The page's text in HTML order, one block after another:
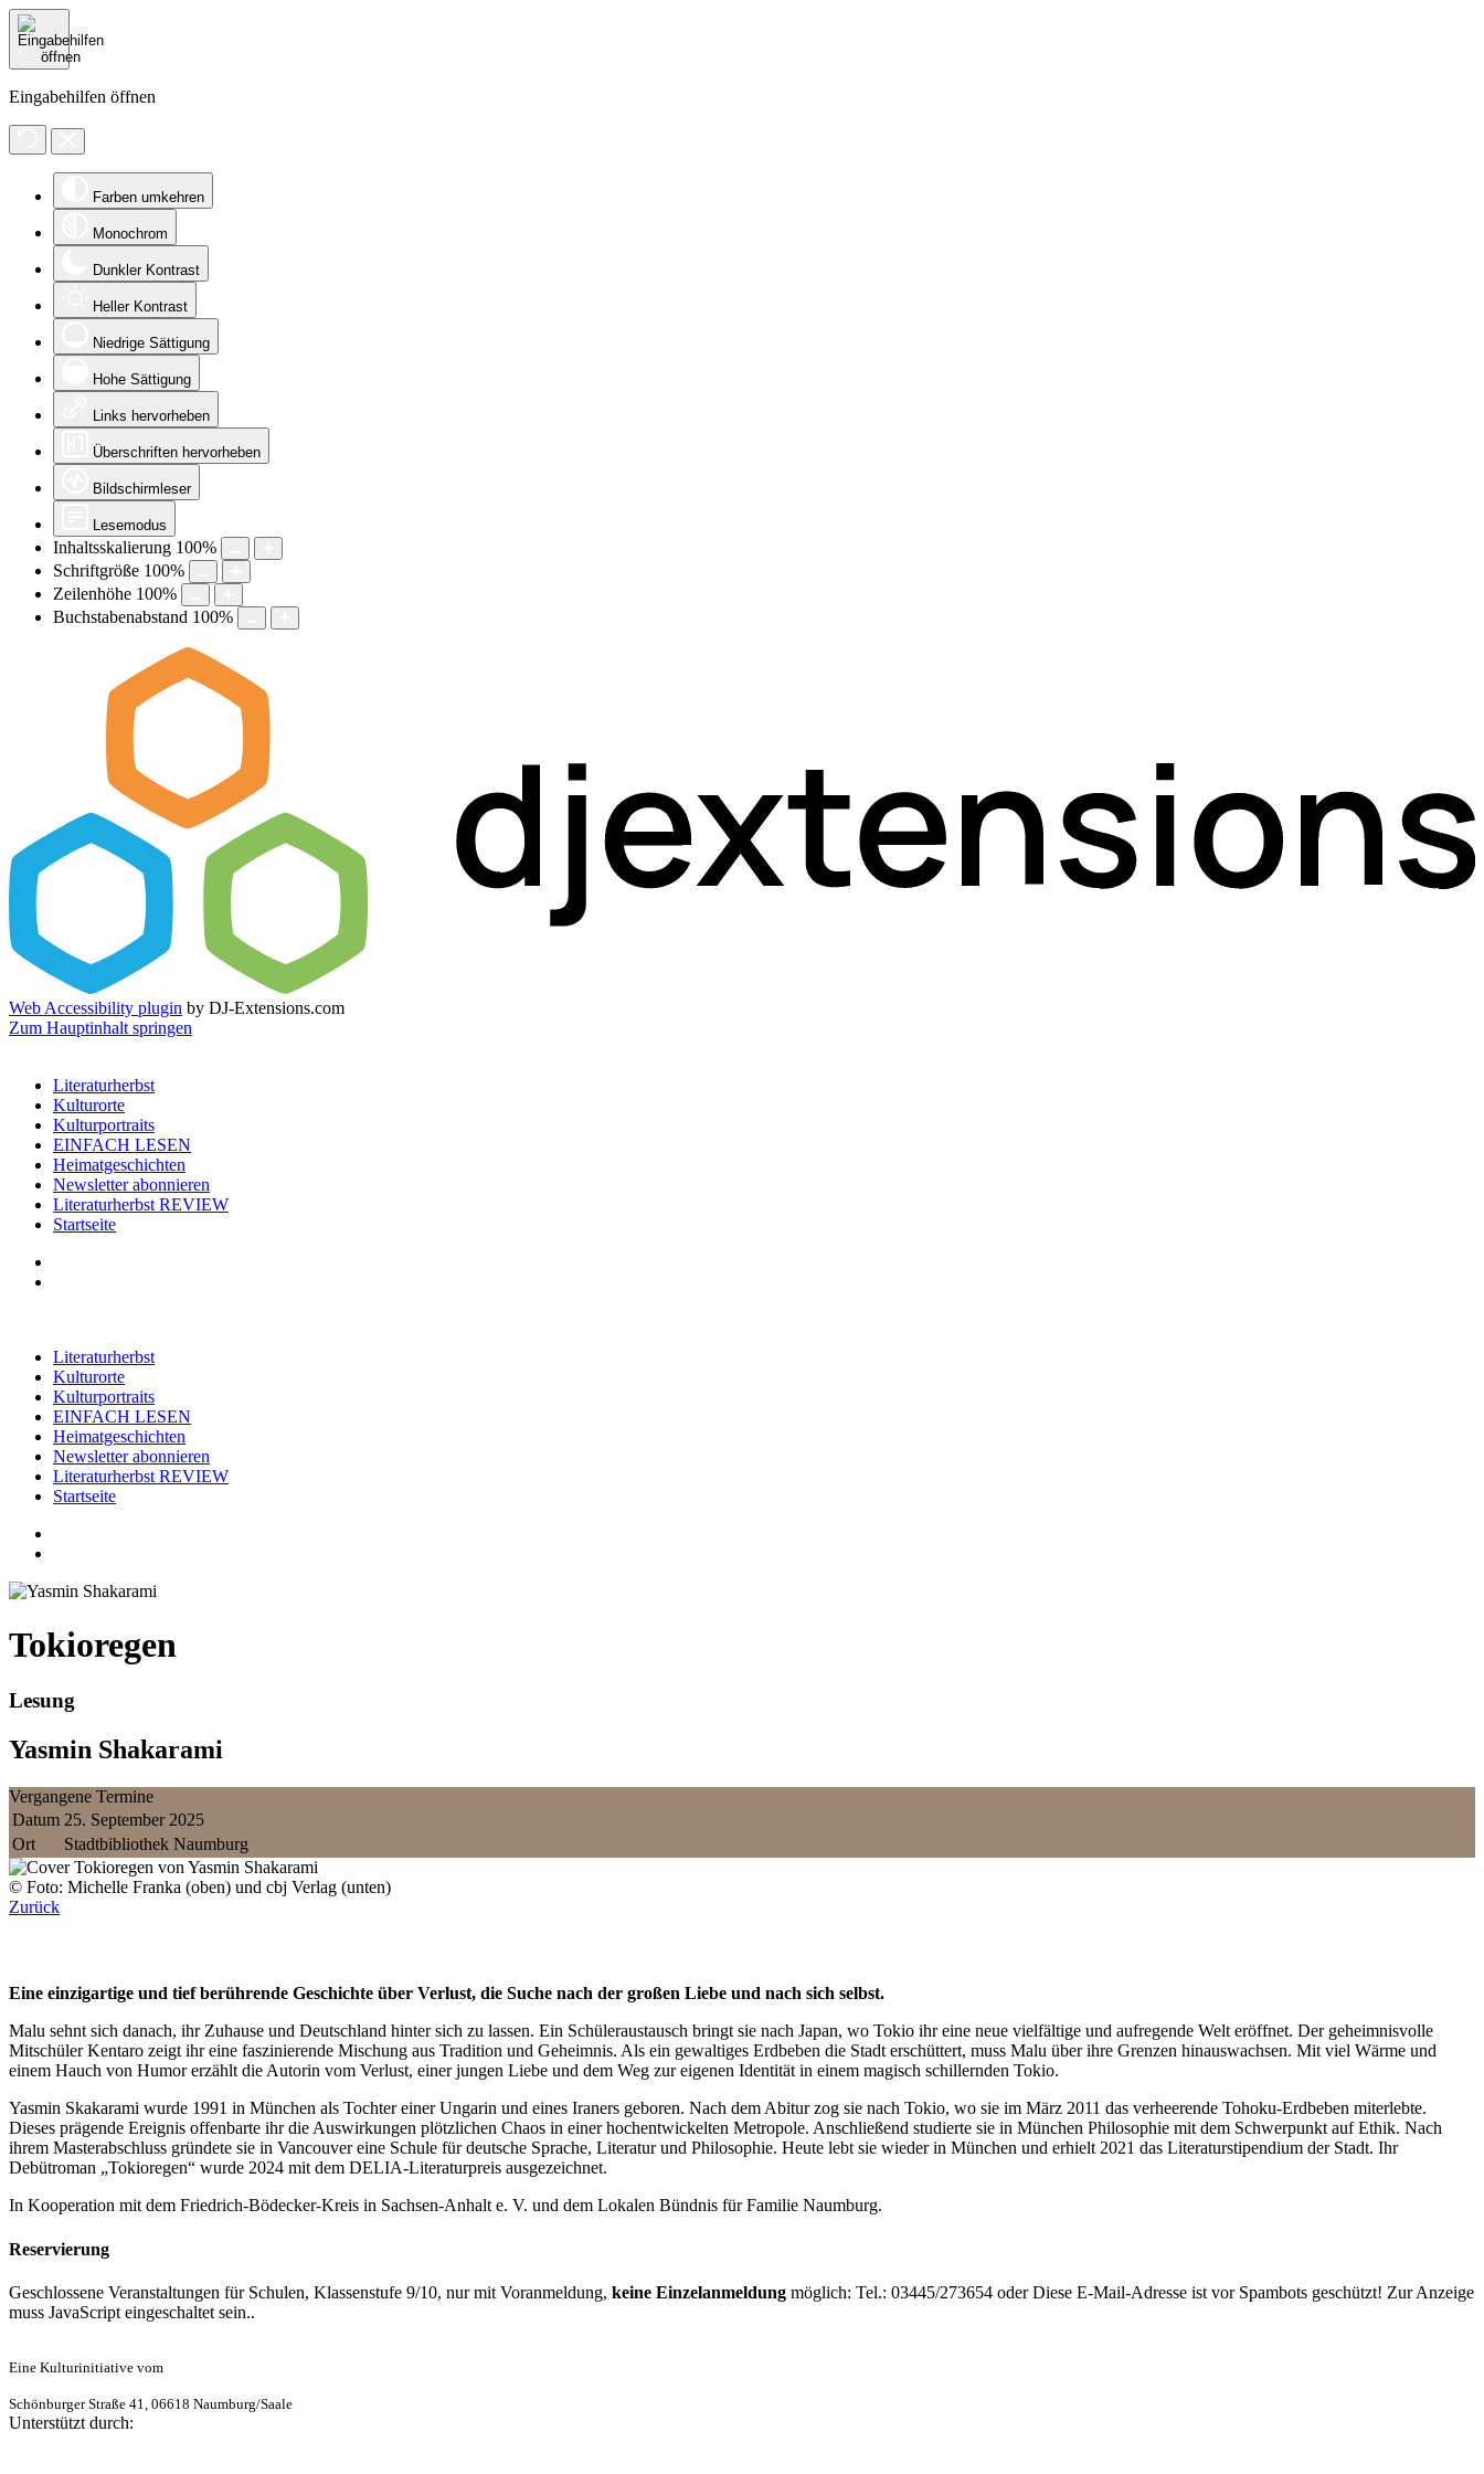
Eingabehilfen öffnen
Farben umkehren
Monochrom
Dunkler Kontrast
Heller Kontrast
Niedrige Sättigung
Hohe Sättigung
Links hervorheben
Überschriften hervorheben
Bildschirmleser
Lesemodus
Inhaltsskalierung 100%
Schriftgröße 100%
Zeilenhöhe 100%
Buchstabenabstand 100%
Web Accessibility plugin by DJ-Extensions.com
Zum Hauptinhalt springen
Literaturherbst
Kulturorte
Kulturportraits
EINFACH LESEN
Heimatgeschichten
Newsletter abonnieren
Literaturherbst REVIEW
Startseite
Literaturherbst
Kulturorte
Kulturportraits
EINFACH LESEN
Heimatgeschichten
Newsletter abonnieren
Literaturherbst REVIEW
Startseite
Tokioregen
Lesung
Yasmin Shakarami
Vergangene Termine
Datum 25. September 2025
Ort
Stadtbibliothek Naumburg
© Foto: Michelle Franka (oben) und cbj Verlag (unten)
Zurück
Eine einzigartige und tief berührende Geschichte über Verlust, die Suche nach der großen Liebe und nach sich selbst.
Malu sehnt sich danach, ihr Zuhause und Deutschland hinter sich zu lassen. Ein Schüleraustausch bringt sie nach Japan, wo Tokio ihr eine neue vielfältige und aufregende Welt eröffnet. Der geheimnisvolle
Mitschüler Kentaro zeigt ihr eine faszinierende Mischung aus Tradition und Geheimnis. Als ein gewaltiges Erdbeben die Stadt erschüttert, muss Malu über ihre Grenzen hinauswachsen. Mit viel Wärme und
einem Hauch von Humor erzählt die Autorin vom Verlust, einer jungen Liebe und dem Weg zur eigenen Identität in einem magisch schillernden Tokio.
Yasmin Skakarami wurde 1991 in München als Tochter einer Ungarin und eines Iraners geboren. Nach dem Abitur zog sie nach Tokio, wo sie im März 2011 das verheerende Tohoku-Erdbeben miterlebte.
Dieses prägende Ereignis offenbarte ihr die Auswirkungen plötzlichen Chaos in einer hochentwickelten Metropole. Anschließend studierte sie in München Philosophie mit dem Schwerpunkt auf Ethik. Nach
ihrem Masterabschluss gründete sie in Vancouver eine Schule für deutsche Sprache, Literatur und Philosophie. Heute lebt sie wieder in München und erhielt 2021 das Literaturstipendium der Stadt. Ihr
Debütroman „Tokioregen“ wurde 2024 mit dem DELIA-Literaturpreis ausgezeichnet.
In Kooperation mit dem Friedrich-Bödecker-Kreis in Sachsen-Anhalt e. V. und dem Lokalen Bündnis für Familie Naumburg.
Reservierung
Geschlossene Veranstaltungen für Schulen, Klassenstufe 9/10, nur mit Voranmeldung, keine Einzelanmeldung möglich: Tel.: 03445/273654 oderDiese E-Mail-Adresse ist vor Spambots geschützt! Zur Anzeige
muss JavaScript eingeschaltet sein..
Eine Kulturinitiative vom
Schönburger Straße 41, 06618 Naumburg/Saale
Unterstützt durch: